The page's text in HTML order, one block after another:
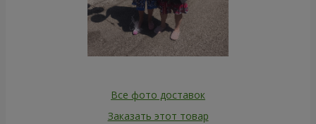
Все фото доставок
Заказать этот товар